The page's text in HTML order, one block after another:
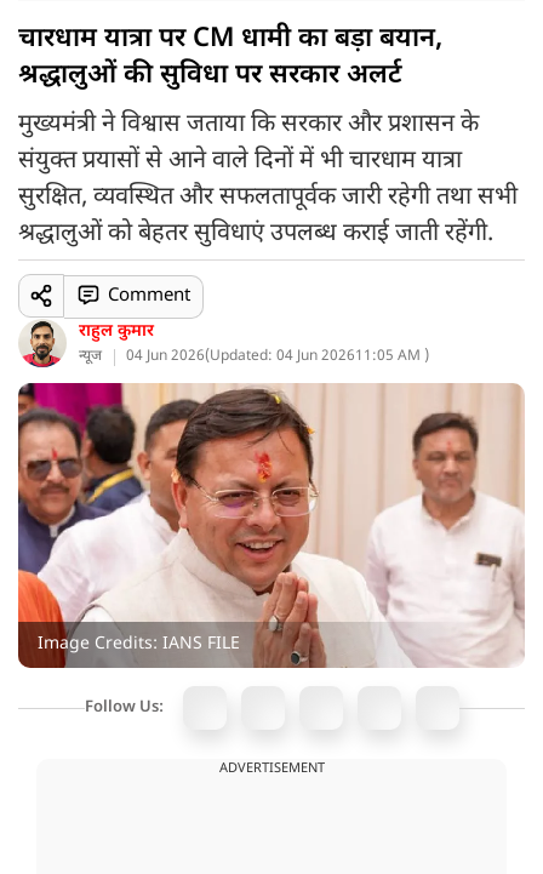
चारधाम यात्रा पर CM धामी का बड़ा बयान,
श्रद्धालुओं की सुविधा पर सरकार अलर्ट
मुख्यमंत्री ने विश्वास जताया कि सरकार और प्रशासन के
संयुक्त प्रयासों से आने वाले दिनों में भी चारधाम यात्रा
सुरक्षित, व्यवस्थित और सफलतापूर्वक जारी रहेगी तथा सभी
श्रद्धालुओं को बेहतर सुविधाएं उपलब्ध कराई जाती रहेंगी.
राहुल कुमार
न्यूज 04 Jun 2026(Updated: 04 Jun 202611:05 AM )
Comment
Image Credits: IANS FILE
Follow Us:
ADVERTISEMENT